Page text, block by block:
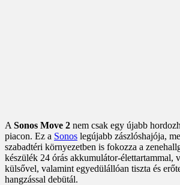
A Sonos Move 2 nem csak egy újabb
piacon. Ez a Sonos legújabb zászlóshajója,
szabadtéri környezetben is fokozza a
készülék 24 órás akkumulátor-élettartammal,
külsővel, valamint egyedülállóan tiszta és
hangzással debütál.